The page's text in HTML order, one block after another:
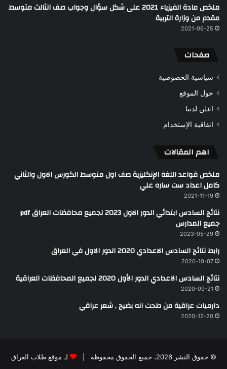
ملخص مادة الفيزياء 2021 على شكل سؤال وجواب صف الثالث متوسط
مقدم من وزارة التربية
2021-06-25
صفحات
سياسية الخصوصية
حول الموقع
اعلن لدينا
اتفاقية الإستخدام
اهم المقالات
ملخص قواعد اللغة الإنكليزية صف اول متوسط الكورس الاول والثاني
كامل اعداد ست ساره علي
2021-11-19
نتائج السادس ابتدائي الدور الاول 2023 لجميع محافظات العراق pdf
جميع المدارس
2023-05-29
رابط نتائج السادس الاعدادي 2020 الدور الاول في العراق
2020-10-07
نتائج السادس الاعدادي الدور الأول 2020 لجميع المحافظات العراقية
2020-09-21
دارميات عراقية من طحت انه بضيج , شعر عراقي
2020-12-20
© حقوق النشر 2026، جميع الحقوق محفوظة | لـ موقع طلاب العراق